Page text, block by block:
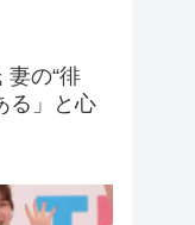
妻の“徘
る」と心